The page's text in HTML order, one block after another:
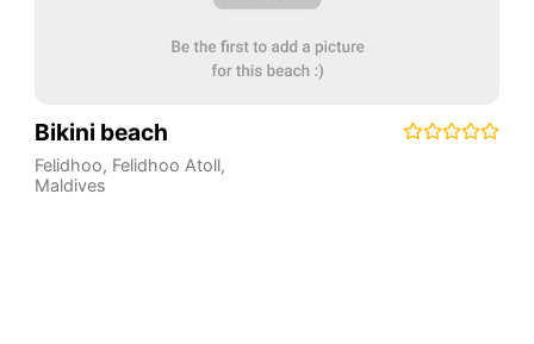
Bikini beach
Felidhoo, Felidhoo Atoll,
Maldives